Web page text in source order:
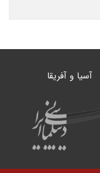
آسیا و آفریقا